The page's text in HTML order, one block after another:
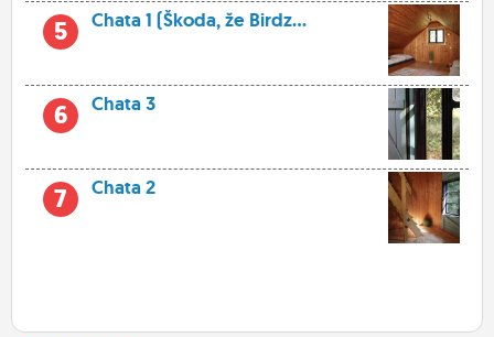
5 Chata 1 (Škoda, že Birdz...
6 Chata 3
7 Chata 2